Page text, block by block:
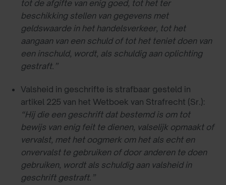
tot de afgifte van enig goed, tot het ter
beschikking stellen van gegevens met
geldswaarde in het handelsverkeer, tot het
aangaan van een schuld of tot het teniet doen van
een inschuld, wordt, als schuldig aan oplichting
gestraft.”
Valsheid in geschrifte is strafbaar gesteld in
artikel 225 van het Wetboek van Strafrecht (Sr.):
“Hij die een geschrift dat bestemd is om tot
bewijs van enig feit te dienen, valselijk opmaakt of
vervalst, met het oogmerk om het als echt en
onvervalst te gebruiken of door anderen te doen
gebruiken, wordt als schuldig aan valsheid in
geschrift gestraft.”